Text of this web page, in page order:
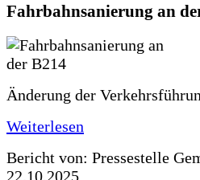
Fahrbahnsanierung an
Änderung der
Weiterlesen
Bericht von: Pressestelle
22.10.2025